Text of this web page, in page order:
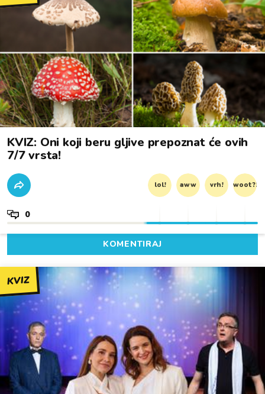
KVIZ: Oni koji beru gljive prepoznat će ovih
7/7 vrsta!
lol! aww vrh! woot?!
0
KOMENTIRAJ
KVIZ